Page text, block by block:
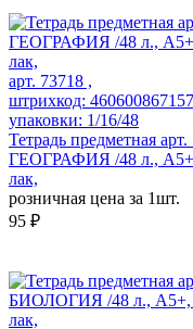
арт. 73718 ,
штрихкод:
упаковки: 1/16/48
Тетрадь предметная
ГЕОГРАФИЯ /48 л.,
лак,
розничная цена за 1шт.
95 ₽